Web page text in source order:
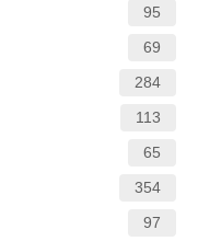
95
69
284
113
65
354
97